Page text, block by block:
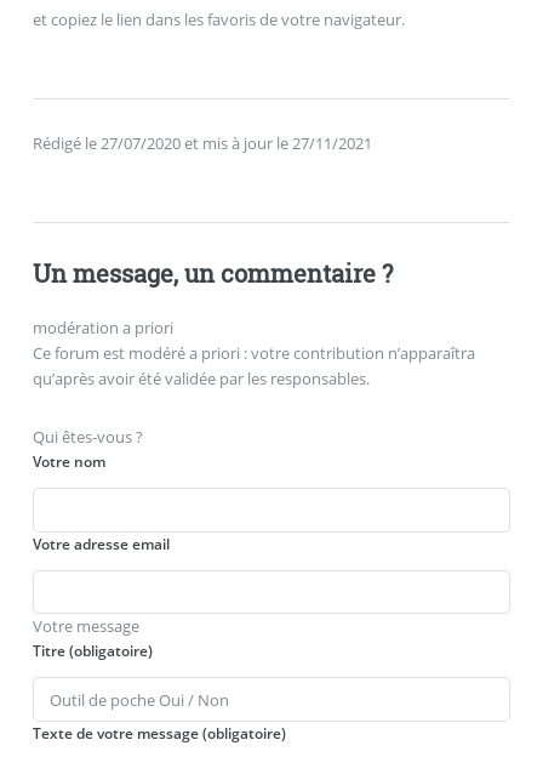
et copiez le lien dans les favoris de votre navigateur.
Rédigé le 27/07/2020 et mis à jour le 27/11/2021
Un message, un commentaire ?
modération a priori
Ce forum est modéré a priori : votre contribution n’apparaîtra
qu’après avoir été validée par les responsables.
Qui êtes-vous ?
Votre nom
Votre adresse email
Votre message
Titre (obligatoire)
Texte de votre message (obligatoire)